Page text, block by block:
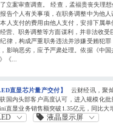
立案审查调查。 经查，孟福贵丧失理
告个人有关事项，在职务调整中为他
人支付的费用由他人支付，安排下属
营、职务调整等方面谋利，并非法收受
律，构成严重职务违法并涉嫌受贿犯
影响恶劣，应予严肃处理。依据《中
《...
直显芯片量产交付】
云财经讯，聚
国内头部客户高度认可，进入规模化
直显业务销售额突破1.35亿元，同比大
液晶显示屏